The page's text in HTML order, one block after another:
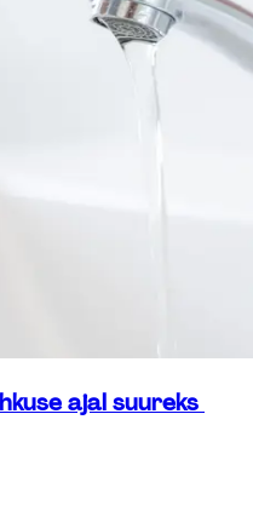
ajal suureks